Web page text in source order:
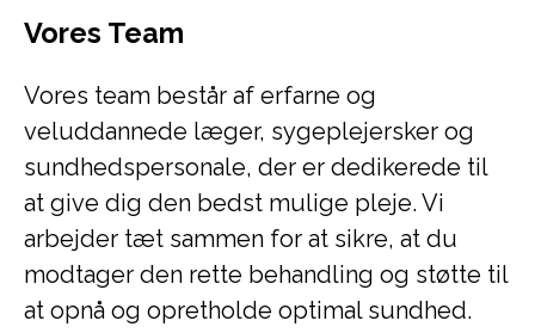
Vores Team
Vores team består af erfarne og
veluddannede læger, sygeplejersker og
sundhedspersonale, der er dedikerede til
at give dig den bedst mulige pleje. Vi
arbejder tæt sammen for at sikre, at du
modtager den rette behandling og støtte til
at opnå og opretholde optimal sundhed.